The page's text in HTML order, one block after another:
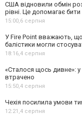
США відновили обмін
рівні. Це допомагає
15:00,6 серпня
У Fire Point вважають,
балістики могли
18:16,4 серпня
«Сталося щось дивне»: у
втрачено
15:50,4 серпня
Чехія посилила умови
12:21,4 серпня